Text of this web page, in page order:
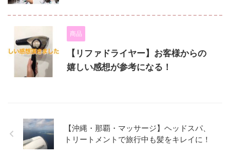
商品
【リファドライヤー】お客様からの
嬉しい感想が参考になる！
【沖縄・那覇・マッサージ】ヘッドスパ、
トリートメントで旅行中も髪をキレイに！